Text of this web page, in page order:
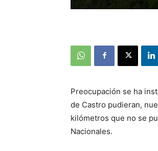
Preocupación se ha
de Castro pudieran,
kilómetros que no se
Nacionales.